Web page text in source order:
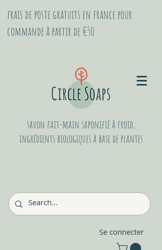
savon fait-main saponifié à froid,
ingrédients biologiques à base de plantes
Se connecter
frais de poste gratuits en france pour
commande à partir de €50